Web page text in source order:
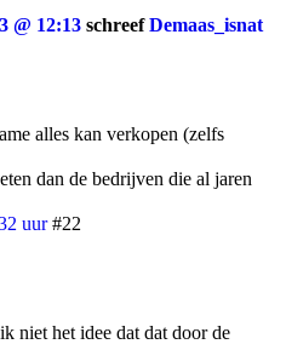
@ 12:13 schreefDemaas_isnat
alles kan verkopen (zelfs
dan de bedrijven die al jaren
uur #22
niet het idee dat dat door de